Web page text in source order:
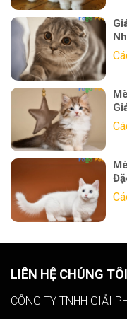
LIÊN HỆ CHÚNG TÔI
CÔNG TY TNHH GIẢI